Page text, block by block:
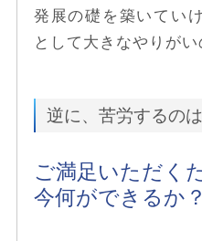
発展の礎を築いてい
として大きなやりがい
逆に、苦労するの
ご満足いただく
今何ができるか？